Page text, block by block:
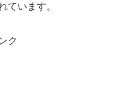
ています。
ク